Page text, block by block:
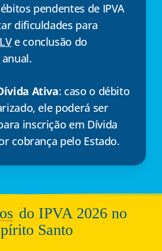
pendentes de IPVA
dificuldades para
e conclusão do
Ativa: caso o débito
ele poderá ser
inscrição em Dívida
cobrança pelo Estado.
do IPVA 2026 no
Santo